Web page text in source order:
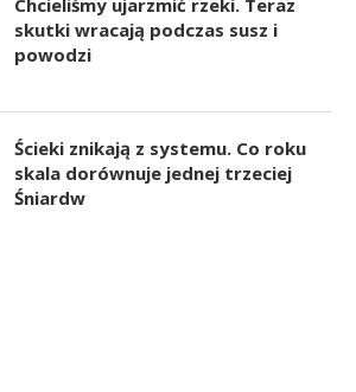
skutki wracają podczas susz i
powodzi
Ścieki znikają z systemu. Co roku
skala dorównuje jednej trzeciej
Śniardw